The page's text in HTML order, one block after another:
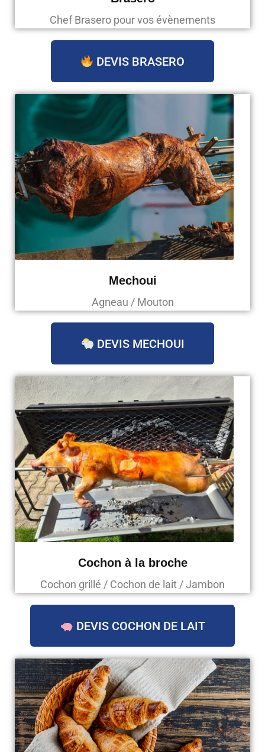
Chef Brasero pour vos évènements
DEVIS BRASERO
Mechoui
Agneau / Mouton
DEVIS MECHOUI
Cochon à la broche
Cochon grillé / Cochon de lait / Jambon
DEVIS COCHON DE LAIT